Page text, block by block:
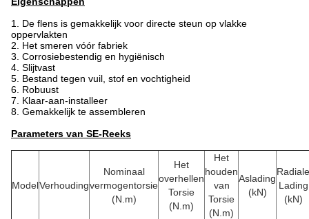
1. De flens is gemakkelijk voor directe steun op vlakke
oppervlakten
2. Het smeren vóór fabriek
3. Corrosiebestendig en hygiënisch
4. Slijtvast
5. Bestand tegen vuil, stof en vochtigheid
6. Robuust
7. Klaar-aan-installeer
8. Gemakkelijk te assembleren
Parameters van SE-Reeks
ModelVerhouding
Nominaal
vermogentorsie
(N.m)
Het
overhellen
Torsie
(N.m)
Het
houden
van
Torsie
(N.m)
Aslading
(kN)
Radiale
Lading
(kN)